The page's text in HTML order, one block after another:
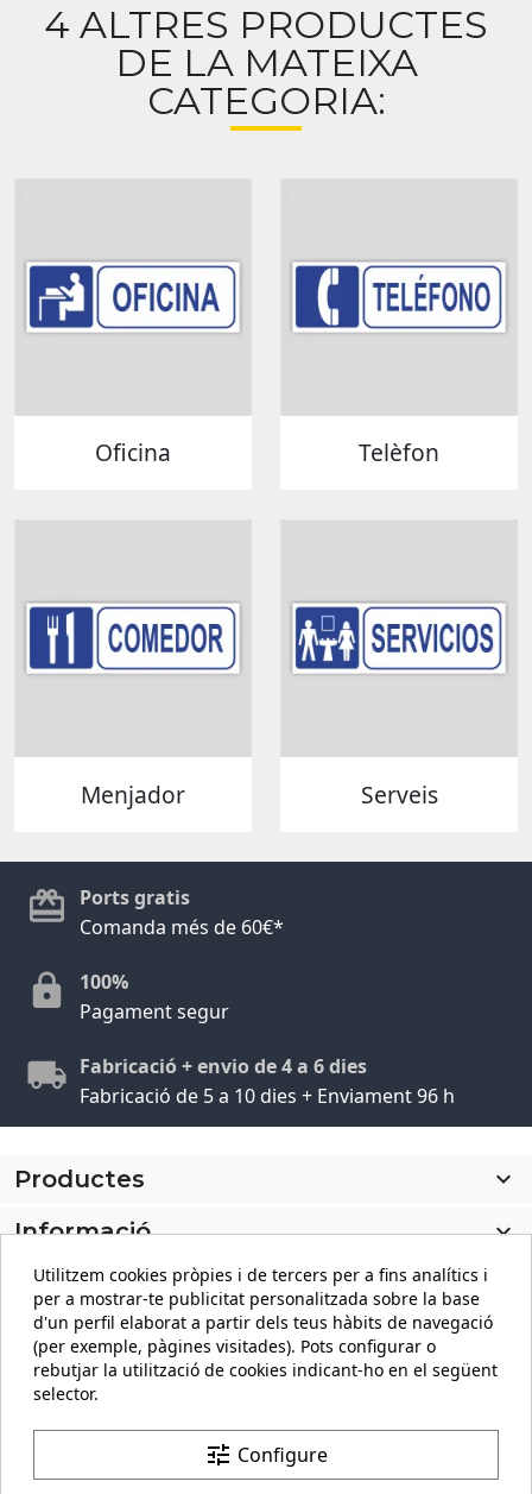
4 ALTRES PRODUCTES
DE LA MATEIXA
CATEGORIA:
Oficina Telèfon
Menjador Serveis
Ports gratis
Comanda més de 60€*
100%
Pagament segur
Fabricació + envio de 4 a 6 dies
Fabricació de 5 a 10 dies + Enviament 96 h
Productes

Informació

El meu compte
Informació sobre la botiga
keyboard_arrow_down
Utilitzem cookies pròpies i de tercers per a fins analítics i
per a mostrar-te publicitat personalitzada sobre la base
d'un perfil elaborat a partir dels teus hàbits de navegació
(per exemple, pàgines visitades). Pots configurar o
rebutjar la utilització de cookies indicant-ho en el següent
selector.
tune Configure